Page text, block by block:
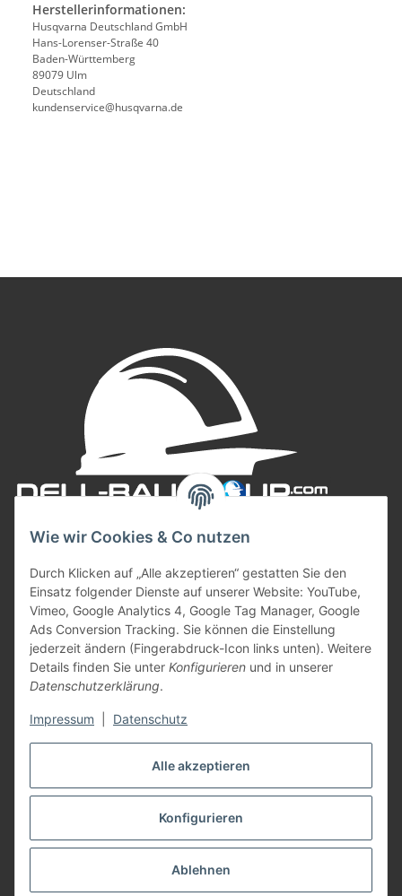
Alle akzeptieren
Konfigurieren
Ablehnen
Wie wir Cookies & Co nutzen
Durch Klicken auf „Alle akzeptieren“ gestatten Sie den
Einsatz folgender Dienste auf unserer Website: YouTube,
Vimeo, Google Analytics 4, Google Tag Manager, Google
Ads Conversion Tracking. Sie können die Einstellung
jederzeit ändern (Fingerabdruck-Icon links unten). Weitere
Details finden Sie unter Konfigurieren und in unserer
Datenschutzerklärung.
Impressum Datenschutz
Herstellerinformationen:
Husqvarna Deutschland GmbH
Hans-Lorenser-Straße 40
Baden-Württemberg
89079 Ulm
Deutschland
kundenservice@husqvarna.de
Informationen
Gesetzliche Informationen
Vertrag widerrufen
* Alle Preise inkl. gesetzlicher USt., zzgl.Versand